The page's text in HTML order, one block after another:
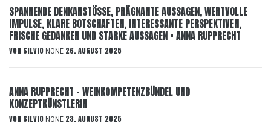
SPANNENDE DENKANSTÖSSE, PRÄGNANTE AUSSAGEN, WERTVOLLE
IMPULSE, KLARE BOTSCHAFTEN, INTERESSANTE PERSPEKTIVEN,
FRISCHE GEDANKEN UND STARKE AUSSAGEN = ANNA RUPPRECHT
VON SILVIO NONE 26. AUGUST 2025
ANNA RUPPRECHT – WEINKOMPETENZBÜNDEL UND
KONZEPTKÜNSTLERIN
VON SILVIO NONE 23. AUGUST 2025